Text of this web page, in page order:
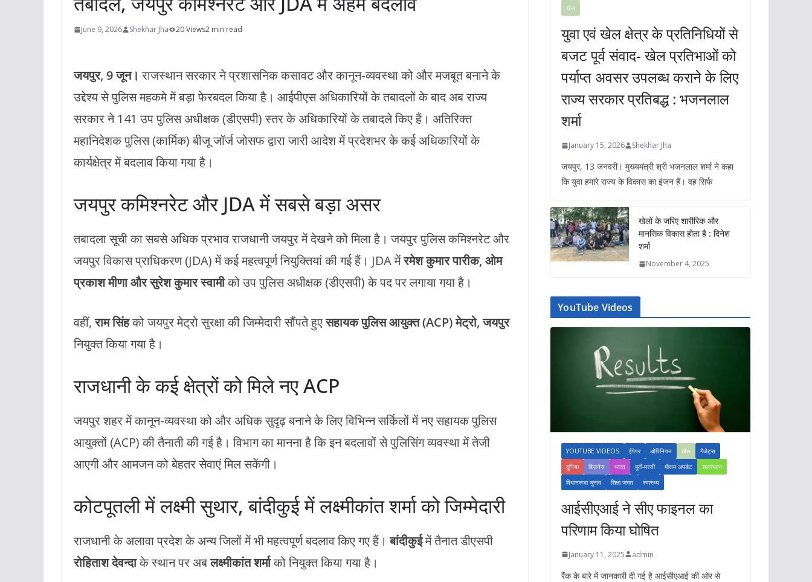
June 9, 2026 Shekhar Jha 20 Views2 min read
जयपुर, 9 जून। राजस्थान सरकार ने प्रशासनिक कसावट और कानून-व्यवस्था को और मजबूत बनाने के
उद्देश्य से पुलिस महकमे में बड़ा फेरबदल किया है। आईपीएस अधिकारियों के तबादलों के बाद अब राज्य
सरकार ने 141 उप पुलिस अधीक्षक (डीएसपी) स्तर के अधिकारियों के तबादले किए हैं। अतिरिक्त
महानिदेशक पुलिस (कार्मिक) बीजू जॉर्ज जोसफ द्वारा जारी आदेश में प्रदेशभर के कई अधिकारियों के
कार्यक्षेत्र में बदलाव किया गया है।
जयपुर कमिश्नरेट और JDA में सबसे बड़ा असर
तबादला सूची का सबसे अधिक प्रभाव राजधानी जयपुर में देखने को मिला है। जयपुर पुलिस कमिश्नरेट और
जयपुर विकास प्राधिकरण (JDA) में कई महत्वपूर्ण नियुक्तियां की गई हैं। JDA मेंरमेश कुमार पारीक, ओम
प्रकाश मीणा और सुरेश कुमार स्वामीको उप पुलिस अधीक्षक (डीएसपी) के पद पर लगाया गया है।
वहीं,राम सिंहको जयपुर मेट्रो सुरक्षा की जिम्मेदारी सौंपते हुएसहायक पुलिस आयुक्त (ACP) मेट्रो, जयपुर
नियुक्त किया गया है।
राजधानी के कई क्षेत्रों को मिले नए ACP
जयपुर शहर में कानून-व्यवस्था को और अधिक सुदृढ़ बनाने के लिए विभिन्न सर्किलों में नए सहायक पुलिस
आयुक्तों (ACP) की तैनाती की गई है। विभाग का मानना है कि इन बदलावों से पुलिसिंग व्यवस्था में तेजी
आएगी और आमजन को बेहतर सेवाएं मिल सकेंगी।
कोटपूतली में लक्ष्मी सुथार, बांदीकुई में लक्ष्मीकांत शर्मा को जिम्मेदारी
राजधानी के अलावा प्रदेश के अन्य जिलों में भी महत्वपूर्ण बदलाव किए गए हैं।बांदीकुईमें तैनात डीएसपी
रोहिताश देवन्दाके स्थान पर अबलक्ष्मीकांत शर्माको नियुक्त किया गया है।
खेल
युवा एवं खेल क्षेत्र के प्रतिनिधियों से
बजट पूर्व संवाद- खेल प्रतिभाओं को
पर्याप्त अवसर उपलब्ध कराने के लिए
राज्य सरकार प्रतिबद्ध : भजनलाल
शर्मा
January 15, 2026 Shekhar Jha
जयपुर, 13 जनवरी। मुख्यमंत्री श्री भजनलाल शर्मा ने कहा
कि युवा हमारे राज्य के विकास का इंजन हैं। वह सिर्फ
खेलों के जरिए शारीरिक और
मानसिक विकास होता है : दिनेश
शर्मा
November 4, 2025
YouTube Videos
YOUTUBE VIDEOS ईपेपर ओपिनियन खेल
गैजेट्स
दुनिया
बिज़नेस भारत मूवी-मस्ती मौसम अपडेट
राजस्थान
विधानसभा चुनाव
शिक्षा जगत स्वास्थ्य
आईसीएआई ने सीए फाइनल का
परिणाम किया घोषित
January 11, 2025 admin
रैंक के बारे में जानकारी दी गई है आईसीएआई की ओर से